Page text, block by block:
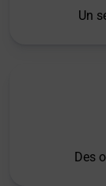
Un
Des